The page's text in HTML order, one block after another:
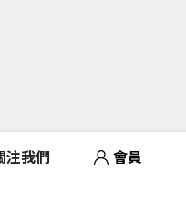
注我們 會員